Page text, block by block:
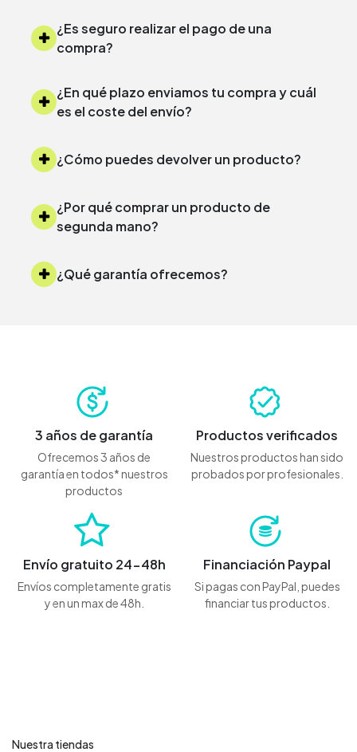
¿Es seguro realizar el pago de una
compra?
¿En qué plazo enviamos tu compra y cuál
es el coste del envío?
¿Cómo puedes devolver un producto?
¿Por qué comprar un producto de
segunda mano?
¿Qué garantía ofrecemos?
3 años de garantía
Ofrecemos 3 años de
garantía en todos* nuestros
productos
Productos verificados
Nuestros productos han sido
probados por profesionales.
Envío gratuito 24-48h
Envíos completamente gratis
y en un max de 48h.
Financiación Paypal
Si pagas con PayPal, puedes
financiar tus productos.
Nuestra tiendas